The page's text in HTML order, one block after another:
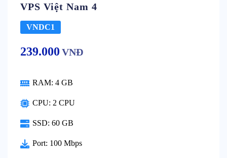
VPS Việt Nam 4
VNDC1
239.000 VNĐ
RAM: 4 GB
CPU: 2 CPU
SSD: 60 GB
Port: 100 Mbps